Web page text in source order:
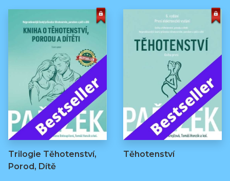
Trilogie Těhotenství,
Porod, Dítě
Těhotenství